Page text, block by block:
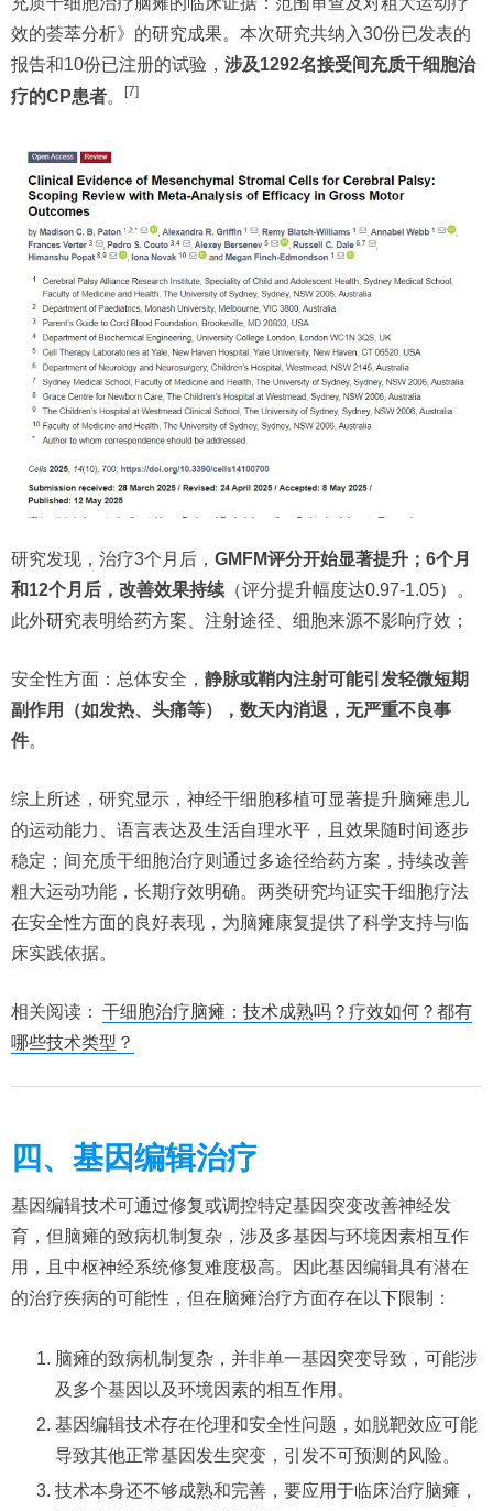
效的荟萃分析》的研究成果。本次研究共纳入30份已发表的
报告和10份已注册的试验， 涉及1292名接受间充质干细胞治
疗的CP患者。 [7]
研究发现，治疗3个月后， GMFM评分开始显著提升；6个月
和12个月后，改善效果持续 （评分提升幅度达0.97-1.05）。
此外研究表明给药方案、注射途径、细胞来源不影响疗效；
安全性方面：总体安全， 静脉或鞘内注射可能引发轻微短期
副作用（如发热、头痛等），数天内消退，无严重不良事
件。
综上所述，研究显示，神经干细胞移植可显著提升脑瘫患儿
的运动能力、语言表达及生活自理水平，且效果随时间逐步
稳定；间充质干细胞治疗则通过多途径给药方案，持续改善
粗大运动功能，长期疗效明确。两类研究均证实干细胞疗法
在安全性方面的良好表现，为脑瘫康复提供了科学支持与临
床实践依据。
相关阅读： 干细胞治疗脑瘫：技术成熟吗？疗效如何？都有
哪些技术类型？
四、基因编辑治疗
基因编辑技术可通过修复或调控特定基因突变改善神经发
育，但脑瘫的致病机制复杂，涉及多基因与环境因素相互作
用，且中枢神经系统修复难度极高。因此基因编辑具有潜在
的治疗疾病的可能性，但在脑瘫治疗方面存在以下限制：
脑瘫的致病机制复杂，并非单一基因突变导致，可能涉
及多个基因以及环境因素的相互作用。
基因编辑技术存在伦理和安全性问题，如脱靶效应可能
导致其他正常基因发生突变，引发不可预测的风险。
技术本身还不够成熟和完善，要应用于临床治疗脑瘫，